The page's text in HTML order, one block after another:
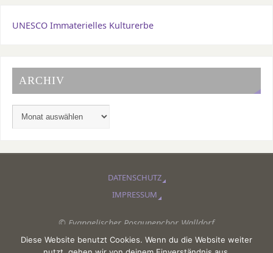
UNESCO Immaterielles Kulturerbe
ARCHIV
DATENSCHUTZ
IMPRESSUM
© Evangelischer Posaunenchor Walldorf
PRÄSENTIERT VON PARABOLA&WORDPRESS.
Diese Website benutzt Cookies. Wenn du die Website weiter